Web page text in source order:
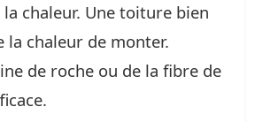
chaleur. Une toiture bien
la chaleur de monter.
de roche ou de la fibre de